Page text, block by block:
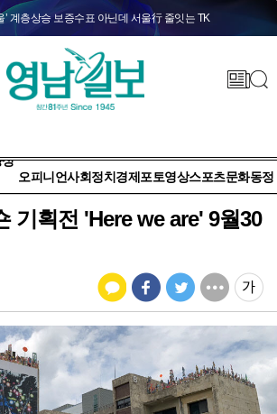
’ 계층상승 보증수표 아닌데 서울行 줄잇는 TK
오피니언사회정치 경제 포토영상스포츠문화동정
기획전 'Here we are' 9월30